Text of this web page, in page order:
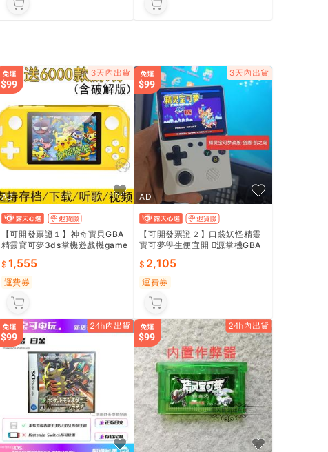
AD
【可開發票證１】神奇寶貝GBA
精靈寶可夢3ds掌機遊戲機game
1,555
運費券
AD
【可開發票證２】口袋妖怪精靈
寶可夢學生便宜開 𫔭源掌機GBA
2,105
運費券